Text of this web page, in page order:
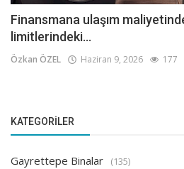
Finansmana ulaşım
limitlerindeki...
Özkan ÖZEL Haziran 9, 2026 177
KATEGORILER
Gayrettepe Binalar (135)